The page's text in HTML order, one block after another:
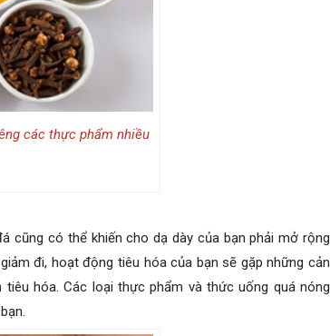
các thực phẩm nhiều
cũng có thể khiến cho dạ dày của bạn phải mở rộng
đi, hoạt động tiêu hóa của bạn sẽ gặp những cản
hóa. Các loại thực phẩm và thức uống quá nóng